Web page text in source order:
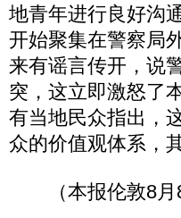
地青年进行良好沟
开始聚集在警察局
来有谣言传开，说
突，这立即激怒了
有当地民众指出，
众的价值观体系，
（本报伦敦8月8